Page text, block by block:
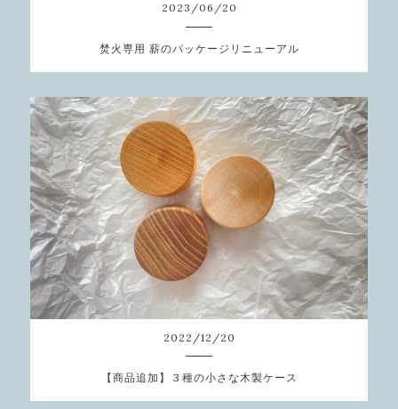
2023 /06 /20
焚火専用 薪のパッケージリニューアル
2022 /12 /20
【商品追加】３種の小さな木製ケース